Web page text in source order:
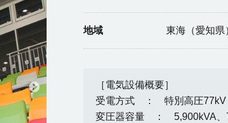
地域 東海（愛知県
［電気設備概要］
受電方式 ： 特別高圧77kV
変圧器容量 ： 5,900kVA、